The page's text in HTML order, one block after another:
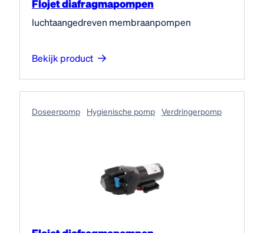
Flojet diafragmapompen
luchtaangedreven membraanpompen
Bekijk product
Doseerpomp Hygienische pomp Verdringerpomp